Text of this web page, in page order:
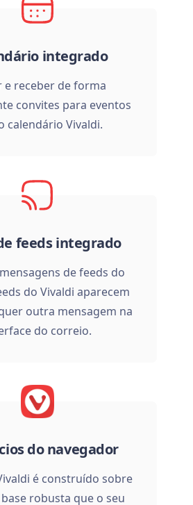
integrado
e receber de forma
convites para eventos
calendário Vivaldi.
feeds integrado
de feeds do
do Vivaldi aparecem
outra mensagem na
do correio.
do navegador
é construído sobre
robusta que o seu